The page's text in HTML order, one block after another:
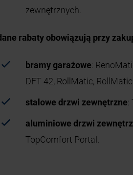
zewnętrznych.
rabaty obowiązują przy
bramy garażowe:
DFT 42, RollMatic,
stalowe drzwi zewnętrzne:
aluminiowe drzwi
TopComfort Portal.